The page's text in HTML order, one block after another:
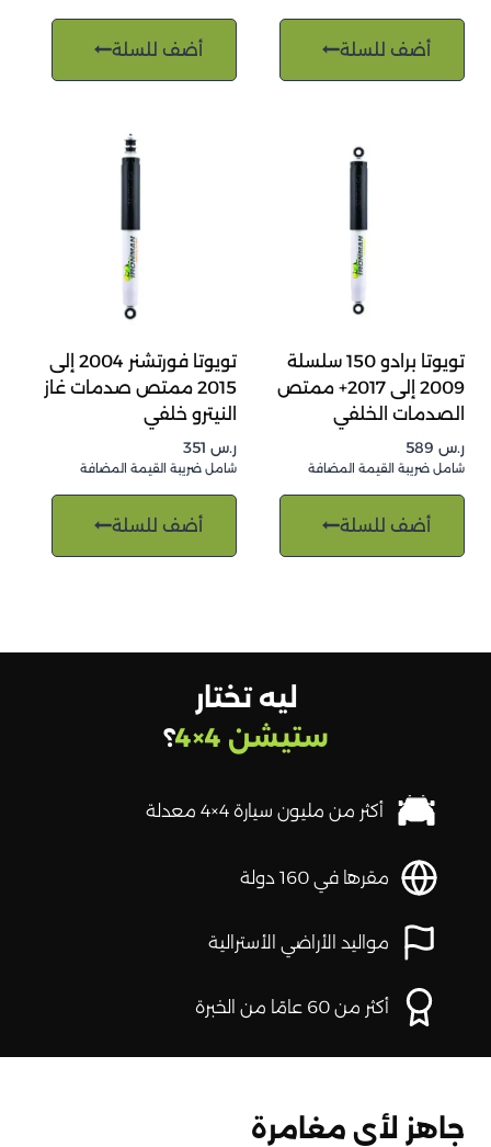
أضف للسلة أضف للسلة
تويوتا برادو 150 سلسلة
2009 إلى 2017+ ممتص
الصدمات الخلفي
ر.س
شامل ضريبة القيمة المضافة
أضف للسلة
تويوتا فورتشنر 2004 إلى
2015 ممتص صدمات غاز
النيترو خلفي
ر.س
شامل ضريبة القيمة المضافة
أضف للسلة
ليه تختار
ستيشن 4×4
؟
أكثر من مليون سيارة 4×4 معدلة
مقرها في 160 دولة
مواليد الأراضي الأسترالية
أكثر من 60 عامًا من الخبرة
جاهز لأي مغامرة